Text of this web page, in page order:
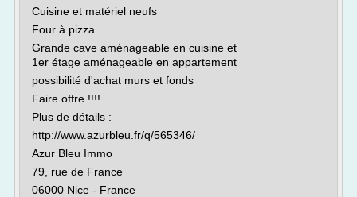
Cuisine et matériel neufs
Four à pizza
Grande cave aménageable en cuisine et
1er étage aménageable en appartement
possibilité d'achat murs et fonds
Faire offre !!!!
Plus de détails :
http://www.azurbleu.fr/q/565346/
Azur Bleu Immo
79, rue de France
06000 Nice - France